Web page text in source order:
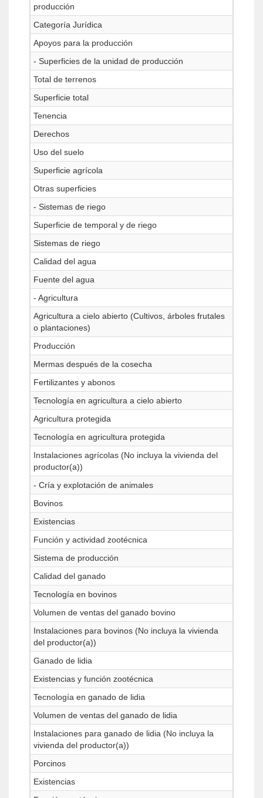
producción
Categoría Jurídica
Apoyos para la producción
- Superficies de la unidad de producción
Total de terrenos
Superficie total
Tenencia
Derechos
Uso del suelo
Superficie agrícola
Otras superficies
- Sistemas de riego
Superficie de temporal y de riego
Sistemas de riego
Calidad del agua
Fuente del agua
- Agricultura
Agricultura a cielo abierto (Cultivos, árboles frutales
o plantaciones)
Producción
Mermas después de la cosecha
Fertilizantes y abonos
Tecnología en agricultura a cielo abierto
Agricultura protegida
Tecnología en agricultura protegida
Instalaciones agrícolas (No incluya la vivienda del
productor(a))
- Cría y explotación de animales
Bovinos
Existencias
Función y actividad zootécnica
Sistema de producción
Calidad del ganado
Tecnología en bovinos
Volumen de ventas del ganado bovino
Instalaciones para bovinos (No incluya la vivienda
del productor(a))
Ganado de lidia
Existencias y función zootécnica
Tecnología en ganado de lidia
Volumen de ventas del ganado de lidia
Instalaciones para ganado de lidia (No incluya la
vivienda del productor(a))
Porcinos
Existencias